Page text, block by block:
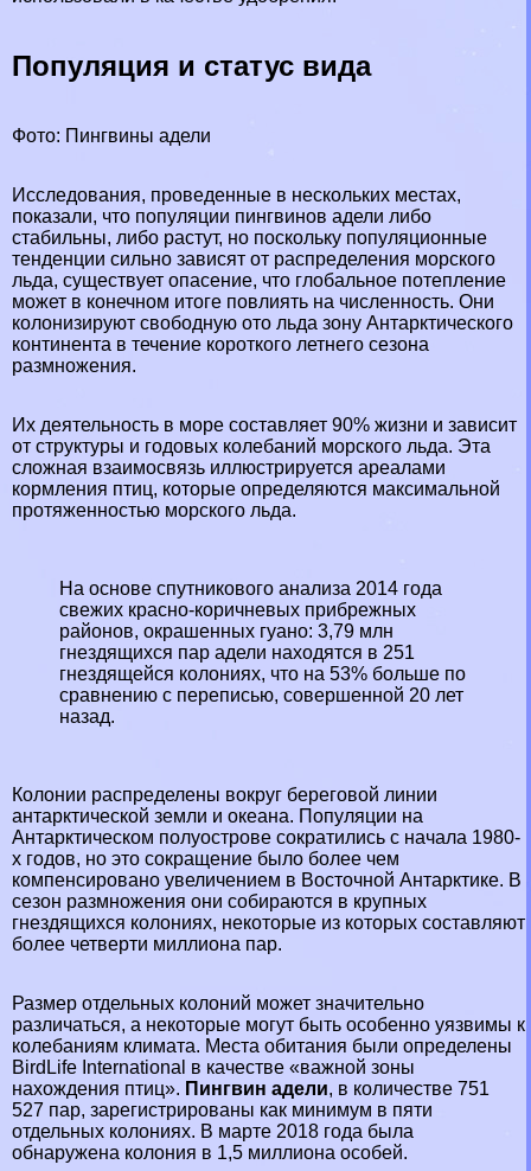
Популяция и статус вида
Фото: Пингвины адели
Исследования, проведенные в нескольких местах,
показали, что популяции пингвинов адели либо
стабильны, либо растут, но поскольку популяционные
тенденции сильно зависят от распределения морского
льда, существует опасение, что глобальное потепление
может в конечном итоге повлиять на численность. Они
колонизируют свободную ото льда зону Антарктического
континента в течение короткого летнего сезона
размножения.
Их деятельность в море составляет 90% жизни и зависит
от структуры и годовых колебаний морского льда. Эта
сложная взаимосвязь иллюстрируется ареалами
кормления птиц, которые определяются максимальной
протяженностью морского льда.
На основе спутникового анализа 2014 года
свежих красно-коричневых прибрежных
районов, окрашенных гуано: 3,79 млн
гнездящихся пар адели находятся в 251
гнездящейся колониях, что на 53% больше по
сравнению с переписью, совершенной 20 лет
назад.
Колонии распределены вокруг береговой линии
антарктической земли и океана. Популяции на
Антарктическом полуострове сократились с начала 1980-
х годов, но это сокращение было более чем
компенсировано увеличением в Восточной Антарктике. В
сезон размножения они собираются в крупных
гнездящихся колониях, некоторые из которых составляют
более четверти миллиона пар.
Размер отдельных колоний может значительно
различаться, а некоторые могут быть особенно уязвимы к
колебаниям климата. Места обитания были определены
BirdLife International в качестве «важной зоны
нахождения птиц». Пингвин адели, в количестве 751
527 пар, зарегистрированы как минимум в пяти
отдельных колониях. В марте 2018 года была
обнаружена колония в 1,5 миллиона особей.